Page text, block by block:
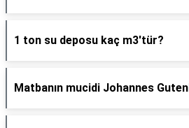
1 ton su deposu kaç m3'tür?
Matbanın mucidi Johannes